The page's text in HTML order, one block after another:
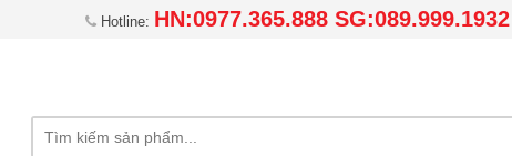
Hotline: HN:0977.365.888 SG:089.999.1932